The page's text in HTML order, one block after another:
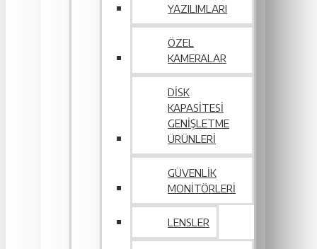
YAZILIMLARI
ÖZEL
KAMERALAR
DISK
KAPASITESI
GENIŞLETME
ÜRÜNLERI
GÜVENLIK
MONITÖRLERI
LENSLER